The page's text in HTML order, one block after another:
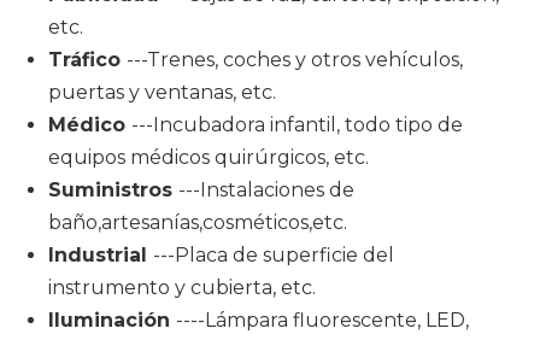
etc.
Tráfico ---Trenes, coches y otros vehículos,
puertas y ventanas, etc.
Médico ---Incubadora infantil, todo tipo de
equipos médicos quirúrgicos, etc.
Suministros ---Instalaciones de
baño,artesanías,cosméticos,etc.
Industrial ---Placa de superficie del
instrumento y cubierta, etc.
Iluminación ----Lámpara fluorescente, LED,